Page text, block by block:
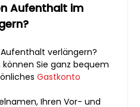
Aufenthalt im
verlängern?
können Sie ganz bequem
Gastkonto
Ihren Vor- und